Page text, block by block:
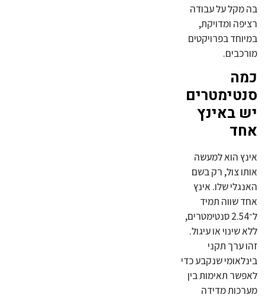
בה מקל על עבודה
רציפה ומדויקת,
במיוחד בפרויקטים
מורכבים.
כמה
סנטימטרים
יש באינץ
אחד
אינץ הוא למעשה
אותו צול, רק בשם
האנגלי שלו. אינץ
אחד שווה תמיד
ל־2.54 סנטימטרים,
ללא שינוי או עיגול.
זהו ערך תקני
בינלאומי שנקבע כדי
לאפשר תאימות בין
מערכות מדידה